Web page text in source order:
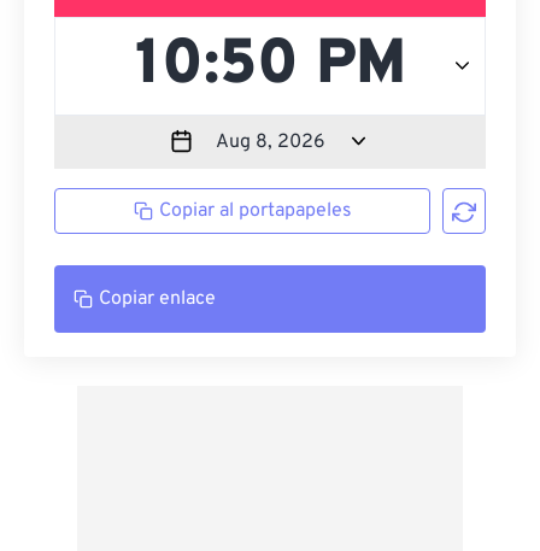
Copiar al portapapeles
Copiar enlace